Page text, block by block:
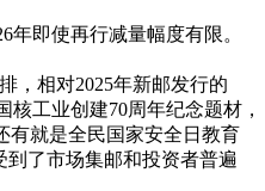
即使再行减量幅度有限。
相对2025年新邮发行的
工业创建70周年纪念题材，
有就是全民国家安全日教育
了市场集邮和投资者普遍